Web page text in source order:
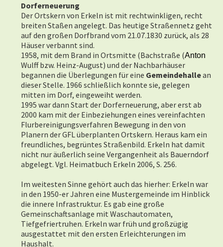
Dorferneuerung
Der Ortskern von Erkeln ist mit rechtwinkligen, recht
breiten Staßen angelegt. Das heutige Straßennetz geht
auf den großen Dorfbrand vom 21.07.1830 zurück, als 28
Häuser verbannt sind.
1958, mit dem Brand in Ortsmitte (Bachstraße (Anton
Wulff bzw. Heinz-August) und der Nachbarhäuser
begannen die Überlegungen für eine Gemeindehallean
dieser Stelle. 1966 schließlich konnte sie, gelegen
mitten im Dorf, eingeweiht werden.
1995 war dann Start der Dorferneuerung, aber erst ab
2000 kam mit der Einbeziehungen eines vereinfachten
Flurbereinigungsverfahren Bewegung in den von
Planern der GFL überplanten Ortskern. Heraus kam ein
freundliches, begrüntes Straßenbild. Erkeln hat damit
nicht nur äußerlich seine Vergangenheit als Bauerndorf
abgelegt. Vgl. Heimatbuch Erkeln 2006, S. 256.
Im weitesten Sinne gehört auch das hierher: Erkeln war
in den 1950-er Jahren eine Mustergemeinde im Hinblick
die innere Infrastruktur. Es gab eine große
Gemeinschaftsanlage mit Waschautomaten,
Tiefgefriertruhen. Erkeln war früh und großzügig
ausgestattet mit den ersten Erleichterungen im
Haushalt.